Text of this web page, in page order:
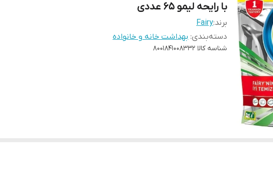
با رایحه لیمو ۶۵ عددی
برند:Fairy
دسته‌بندی: بهداشت خانه و خانواده
شناسه کالا 8001841008332